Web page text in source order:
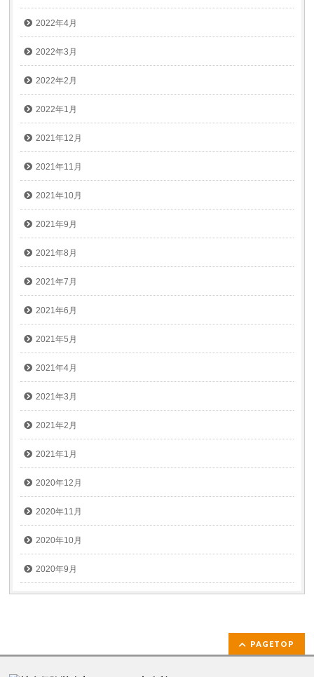
2022年4月
2022年3月
2022年2月
2022年1月
2021年12月
2021年11月
2021年10月
2021年9月
2021年8月
2021年7月
2021年6月
2021年5月
2021年4月
2021年3月
2021年2月
2021年1月
2020年12月
2020年11月
2020年10月
2020年9月
PAGETOP